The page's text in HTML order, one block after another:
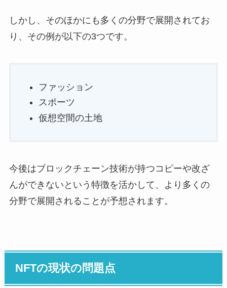
しかし、そのほかにも多くの分野で展開されてお
り、その例が以下の3つです。
ファッション
スポーツ
仮想空間の土地
今後はブロックチェーン技術が持つコピーや改ざ
んができないという特徴を活かして、より多くの
分野で展開されることが予想されます。
NFTの現状の問題点